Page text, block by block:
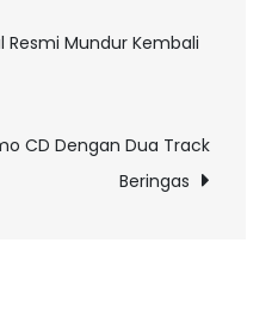
Malam
Spesial
Dengan
Mundur Kembali
CD Dengan Dua Track
Beringas